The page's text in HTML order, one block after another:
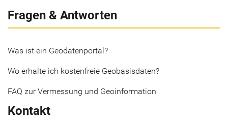
Fragen & Antworten
Was ist ein Geodatenportal?
Wo erhalte ich kostenfreie Geobasisdaten?
FAQ zur Vermessung und Geoinformation
Kontakt